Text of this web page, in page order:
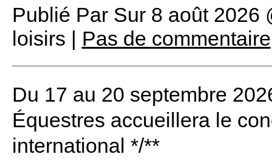
Publié Par Sur 8 août 2026
loisirs | Pas de commentaire
Du 17 au 20 septembre
Équestres accueillera le
international */**